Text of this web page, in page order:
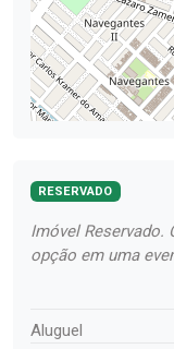
RESERVADO
Imóvel Reservado.
opção em uma
Aluguel